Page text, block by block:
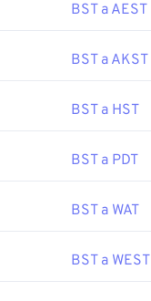
BST a AEST
BST a AKST
BST a HST
BST a PDT
BST a WAT
BST a WEST